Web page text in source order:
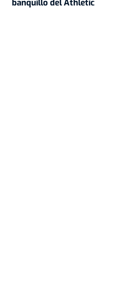
banquillo del Athletic